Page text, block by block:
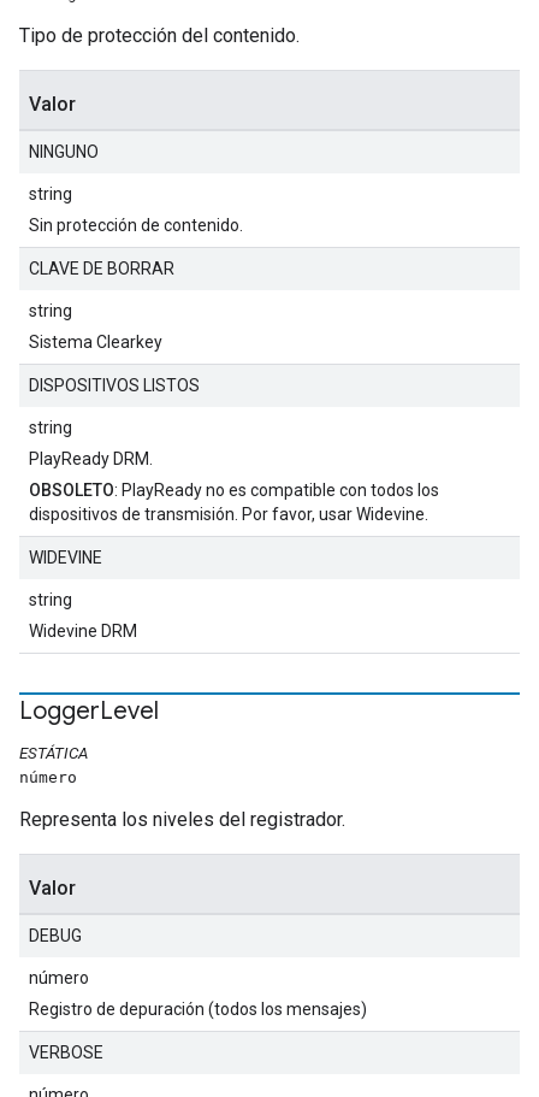
Tipo de protección del contenido.
Valor
NINGUNO
string
Sin protección de contenido.
CLAVE DE BORRAR
string
Sistema Clearkey
DISPOSITIVOS LISTOS
string
PlayReady DRM.
OBSOLETO: PlayReady no es compatible con todos los
dispositivos de transmisión. Por favor, usar Widevine.
WIDEVINE
string
Widevine DRM
LoggerLevel
ESTÁTICA
número
Representa los niveles del registrador.
Valor
DEBUG
número
Registro de depuración (todos los mensajes)
VERBOSE